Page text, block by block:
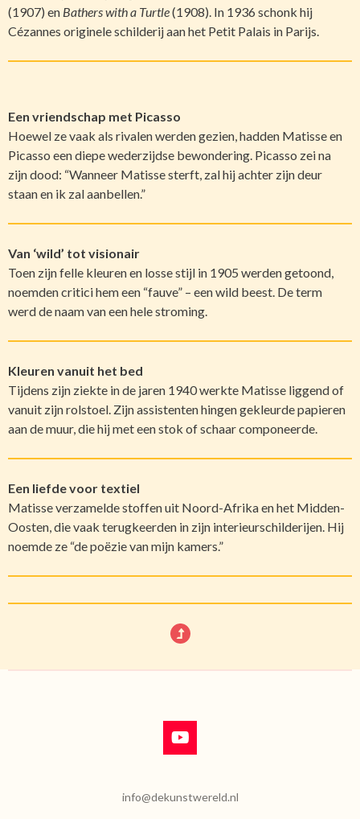
(1907) en Bathers with a Turtle(1908). In 1936 schonk hij
Cézannes originele schilderij aan het Petit Palais in Parijs.
Een vriendschap met Picasso
Hoewel ze vaak als rivalen werden gezien, hadden Matisse en
Picasso een diepe wederzijdse bewondering. Picasso zei na
zijn dood: “Wanneer Matisse sterft, zal hij achter zijn deur
staan en ik zal aanbellen.”
Van ‘wild’ tot visionair
Toen zijn felle kleuren en losse stijl in 1905 werden getoond,
noemden critici hem een “fauve” – een wild beest. De term
werd de naam van een hele stroming.
Kleuren vanuit het bed
Tijdens zijn ziekte in de jaren 1940 werkte Matisse liggend of
vanuit zijn rolstoel. Zijn assistenten hingen gekleurde papieren
aan de muur, die hij met een stok of schaar componeerde.
Een liefde voor textiel
Matisse verzamelde stoffen uit Noord-Afrika en het Midden-
Oosten, die vaak terugkeerden in zijn interieurschilderijen. Hij
noemde ze “de poëzie van mijn kamers.”
Y
o
u
info@dekunstwereld.nl